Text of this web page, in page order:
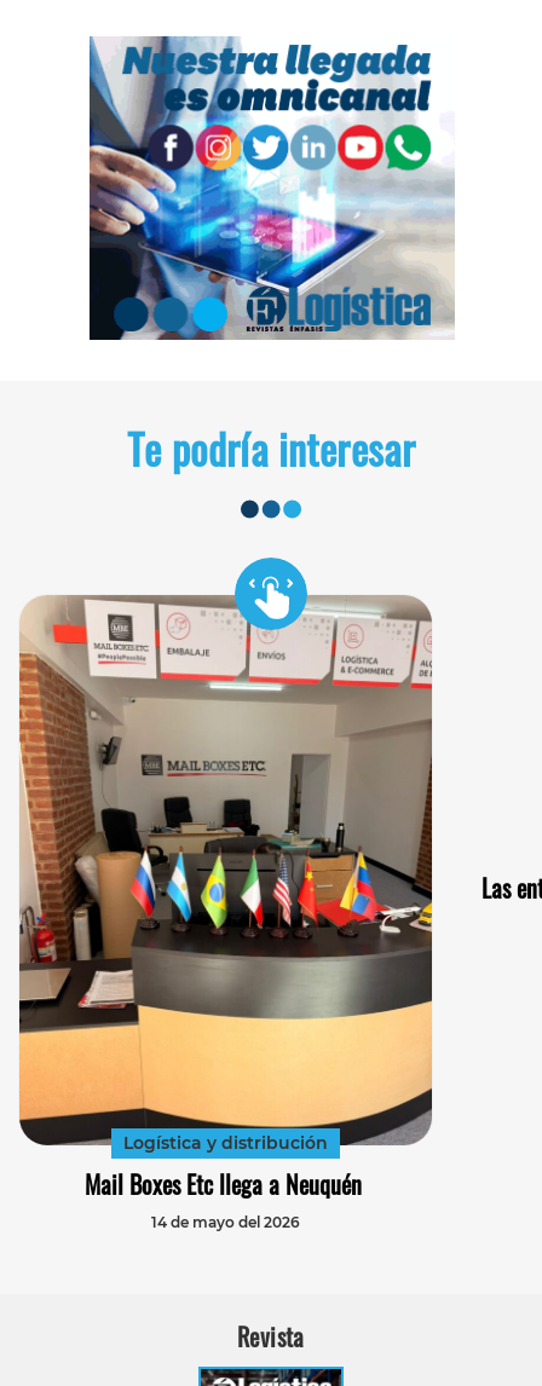
Te podría interesar
Logística y distribución
Mail Boxes Etc llega a Neuquén
14 de mayo del 2026
Las
Revista